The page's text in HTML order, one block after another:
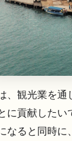
、観光業を通
に貢献したい
なると同時